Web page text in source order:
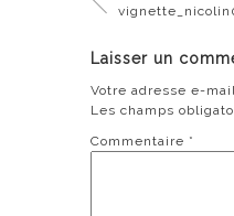
Laisser un
Votre adresse e-
Les champs
Commentaire *